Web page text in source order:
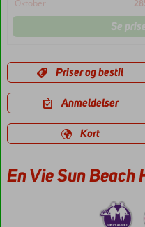
Oktober
Se
Priser og bestil
Anmeldelser
Kort
En Vie Sun Beach